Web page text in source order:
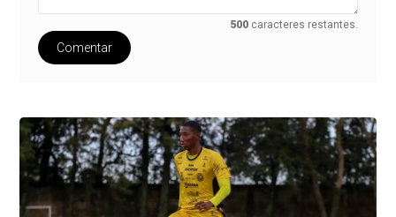
500 caracteres restantes.
Comentar